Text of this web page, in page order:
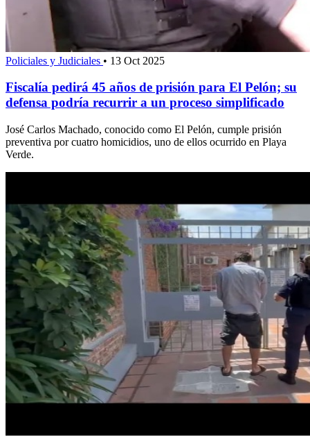
Policiales y Judiciales • 13 Oct 2025
Fiscalía pedirá 45 años de prisión para El Pelón; su
defensa podría recurrir a un proceso simplificado
José Carlos Machado, conocido como El Pelón, cumple prisión
preventiva por cuatro homicidios, uno de ellos ocurrido en Playa
Verde.